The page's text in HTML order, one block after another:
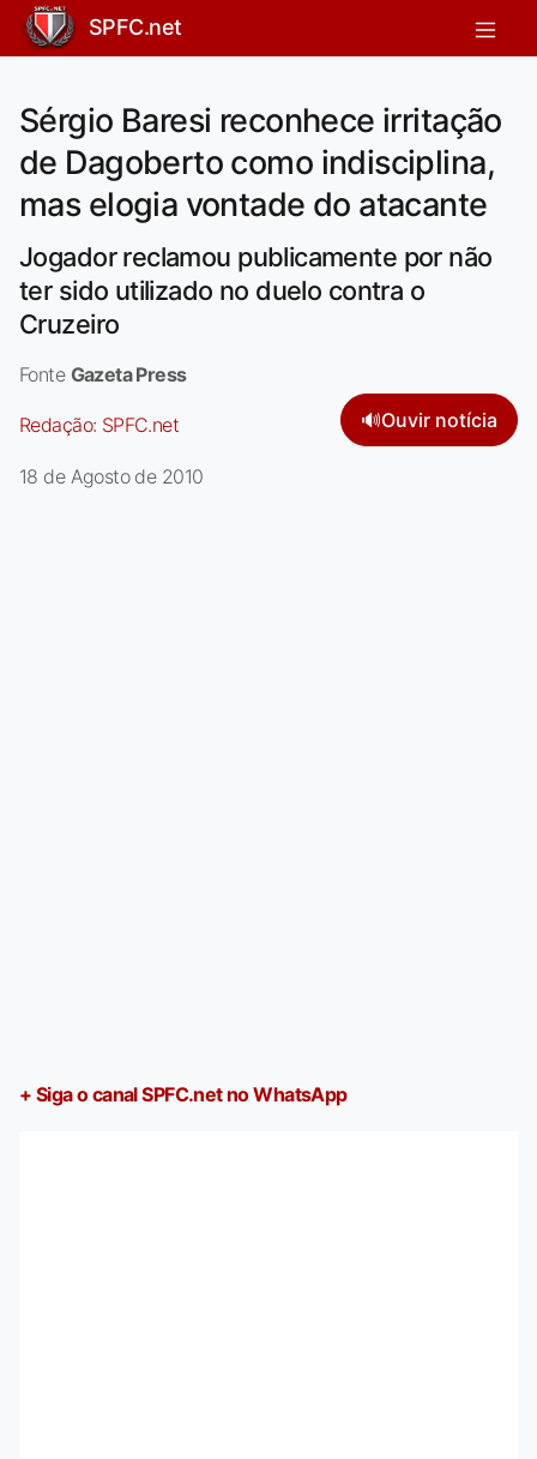
SPFC.net
Sérgio Baresi reconhece irritação
de Dagoberto como indisciplina,
mas elogia vontade do atacante
Jogador reclamou publicamente por não
ter sido utilizado no duelo contra o
Cruzeiro
Fonte Gazeta Press
Redação: SPFC.net 🔊Ouvir notícia
18 de Agosto de 2010
+ Siga o canal SPFC.net no WhatsApp